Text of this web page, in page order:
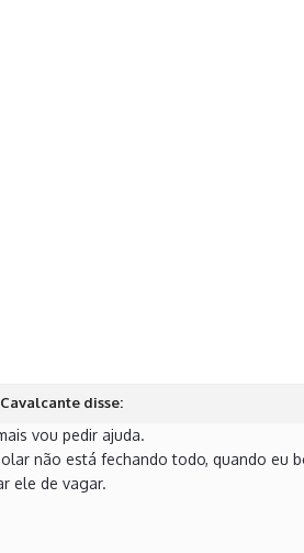
Cavalcante disse:
vou pedir ajuda.
não está fechando todo, quando eu
ele de vagar.